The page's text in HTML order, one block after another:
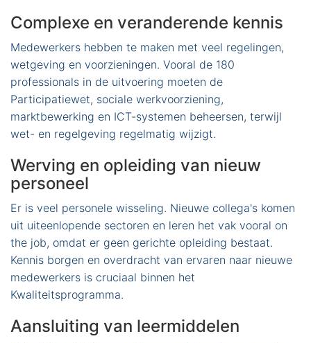
Complexe en veranderende kennis
Medewerkers hebben te maken met veel regelingen,
wetgeving en voorzieningen. Vooral de 180
professionals in de uitvoering moeten de
Participatiewet, sociale werkvoorziening,
marktbewerking en ICT-systemen beheersen, terwijl
wet- en regelgeving regelmatig wijzigt.
Werving en opleiding van nieuw
personeel
Er is veel personele wisseling. Nieuwe collega's komen
uit uiteenlopende sectoren en leren het vak vooral on
the job, omdat er geen gerichte opleiding bestaat.
Kennis borgen en overdracht van ervaren naar nieuwe
medewerkers is cruciaal binnen het
Kwaliteitsprogramma.
Aansluiting van leermiddelen